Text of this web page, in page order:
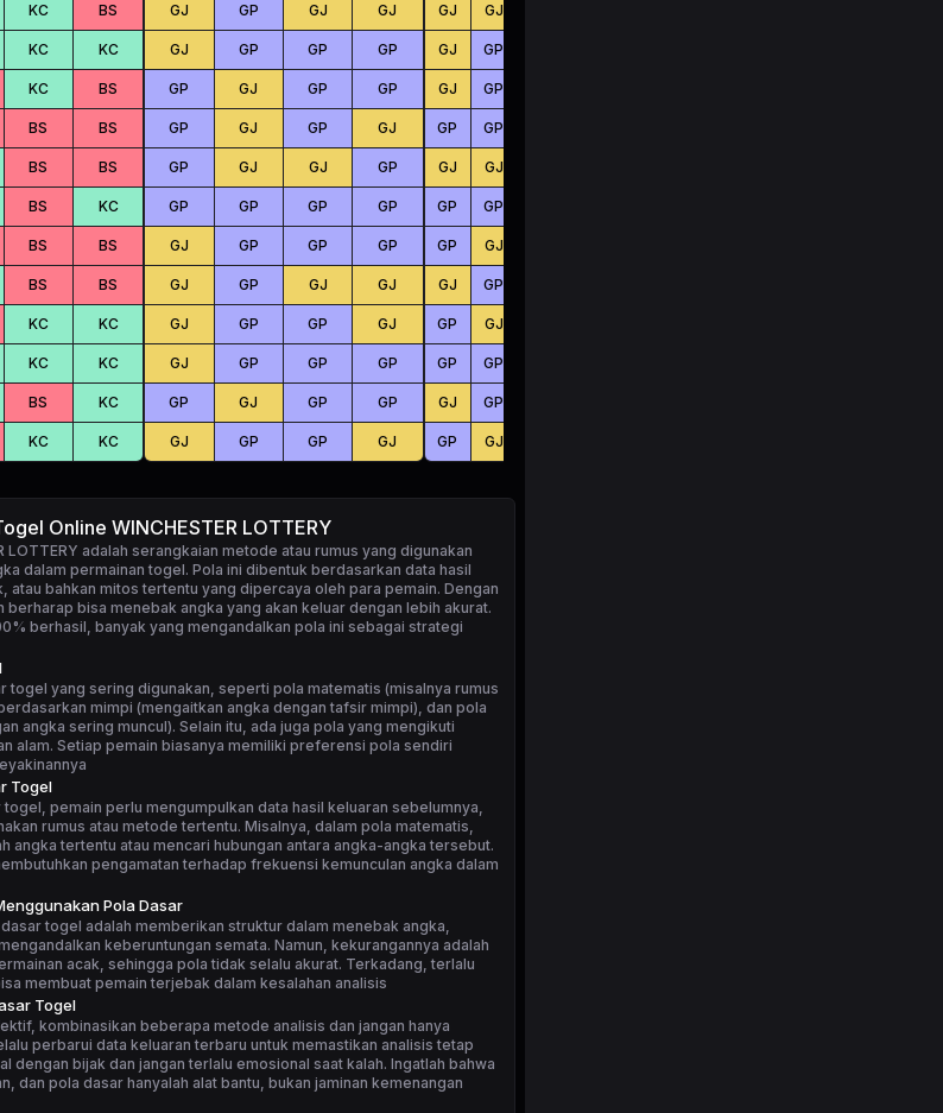
KC BS
KC KC
KC BS
BS BS
BS BS
BS KC
BS BS
BS BS
KC KC
KC KC
BS KC
KC KC
GJ GP GJ GJ
GJ GP GP GP
GP GJ GP GP
GP GJ GP GJ
GP GJ GJ GP
GP GP GP GP
GJ GP GP GP
GJ GP GJ GJ
GJ GP GP GJ
GJ GP GP GP
GP GJ GP GP
GJ GP GP GJ
GJ GJ
GJ GP
GJ GP
GP GP
GJ GJ
GP GP
GP GJ
GJ GP
GP GJ
GP GP
GJ GP
GP GJ
Online WINCHESTER LOTTERY
LOTTERY adalah serangkaian metode atau rumus yang digunakan
dalam permainan togel. Pola ini dibentuk berdasarkan data hasil
atau bahkan mitos tertentu yang dipercaya oleh para pemain. Dengan
berharap bisa menebak angka yang akan keluar dengan lebih akurat.
berhasil, banyak yang mengandalkan pola ini sebagai strategi
togel yang sering digunakan, seperti pola matematis (misalnya rumus
mimpi (mengaitkan angka dengan tafsir mimpi), dan pola
angka sering muncul). Selain itu, ada juga pola yang mengikuti
alam. Setiap pemain biasanya memiliki preferensi pola sendiri
Togel
pemain perlu mengumpulkan data hasil keluaran sebelumnya,
rumus atau metode tertentu. Misalnya, dalam pola matematis,
angka tertentu atau mencari hubungan antara angka-angka tersebut.
pengamatan terhadap frekuensi kemunculan angka dalam
Pola Dasar
togel adalah memberikan struktur dalam menebak angka,
keberuntungan semata. Namun, kekurangannya adalah
acak, sehingga pola tidak selalu akurat. Terkadang, terlalu
membuat pemain terjebak dalam kesalahan analisis
Togel
kombinasikan beberapa metode analisis dan jangan hanya
perbarui data keluaran terbaru untuk memastikan analisis tetap
dengan bijak dan jangan terlalu emosional saat kalah. Ingatlah bahwa
dan pola dasar hanyalah alat bantu, bukan jaminan kemenangan